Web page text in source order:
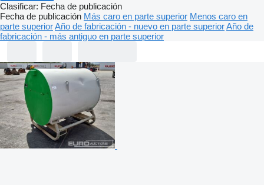
Clasificar: Fecha de publicación
Fecha de publicación Más caro en parte superior Menos caro en
parte superiorAño de fabricación - nuevo en parte superiorAño de
fabricación - más antiguo en parte superior